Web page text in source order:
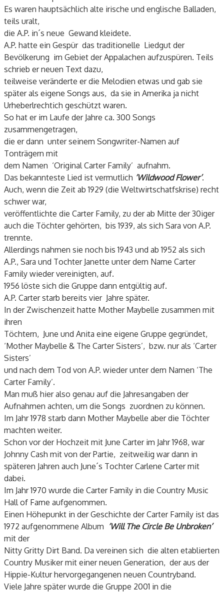
Es waren hauptsächlich alte irische und englische Balladen,
teils uralt,
die A.P. in´s neue Gewand kleidete.
A.P. hatte ein Gespür das traditionelle Liedgut der
Bevölkerung im Gebiet der Appalachen aufzuspüren. Teils
schrieb er neuen Text dazu,
teilweise veränderte er die Melodien etwas und gab sie
später als eigene Songs aus, da sie in Amerika ja nicht
Urheberlrechtich geschützt waren.
So hat er im Laufe der Jahre ca. 300 Songs
zusammengetragen,
die er dann unter seinem Songwriter-Namen auf
Tonträgern mit
dem Namen ‘Original Carter Family’ aufnahm.
Das bekannteste Lied ist vermutlich ‘Wildwood Flower’.
Auch, wenn die Zeit ab 1929 (die Weltwirtschatfskrise) recht
schwer war,
veröffentlichte die Carter Family, zu der ab Mitte der 30iger
auch die Töchter gehörten, bis 1939, als sich Sara von A.P.
trennte.
Allerdings nahmen sie noch bis 1943 und ab 1952 als sich
A.P., Sara und Tochter Janette unter dem Name Carter
Family wieder vereinigten, auf.
1956 löste sich die Gruppe dann entgültig auf.
A.P. Carter starb bereits vier Jahre später.
In der Zwischenzeit hatte Mother Maybelle zusammen mit
ihren
Töchtern, June und Anita eine eigene Gruppe gegründet,
‘Mother Maybelle & The Carter Sisters’, bzw. nur als ‘Carter
Sisters’
und nach dem Tod von A.P. wieder unter dem Namen ‘The
Carter Family’.
Man muß hier also genau auf die Jahresangaben der
Aufnahmen achten, um die Songs zuordnen zu können.
Im Jahr 1978 starb dann Mother Maybelle aber die Töchter
machten weiter.
Schon vor der Hochzeit mit June Carter im Jahr 1968, war
Johnny Cash mit von der Partie, zeitweilig war dann in
späteren Jahren auch June´s Tochter Carlene Carter mit
dabei.
Im Jahr 1970 wurde die Carter Family in die Country Music
Hall of Fame aufgenommen.
Einen Höhepunkt in der Geschichte der Carter Family ist das
1972 aufgenommene Album ‘Will The Circle Be Unbroken’
mit der
Nitty Gritty Dirt Band. Da vereinen sich die alten etablierten
Country Musiker mit einer neuen Generation, der aus der
Hippie-Kultur hervorgegangenen neuen Countryband.
Viele Jahre später wurde die Gruppe 2001 in die